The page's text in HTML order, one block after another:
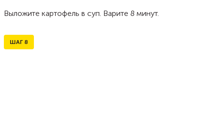
Выложите картофель в суп. Варите 8 минут.
ШАГ 8